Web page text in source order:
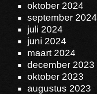
oktober 2024
september 2024
juli 2024
juni 2024
maart 2024
december 2023
oktober 2023
augustus 2023